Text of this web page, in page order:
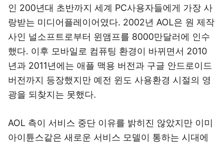
인 200년대 초반까지 세계 PC사용자들에게 가장 사
랑받는 미디어플레이어였다. 2002년 AOL은 원 제작
사인 널소프트로부터 윈앰프를 8000만달러에 인수
했다. 이후 모바일로 컴퓨팅 환경이 바뀌면서 2010
년과 2011년에는 애플 맥용 버전과 구글 안드로이드
버전까지 등장했지만 예전 윈도 사용환경 시절의 영
광을 되찾지는 못했다.
AOL 측이 서비스 중단 이유를 밝히진 않았지만 이미
아이튠스같은 새로운 서비스 모델이 통하는 시대에